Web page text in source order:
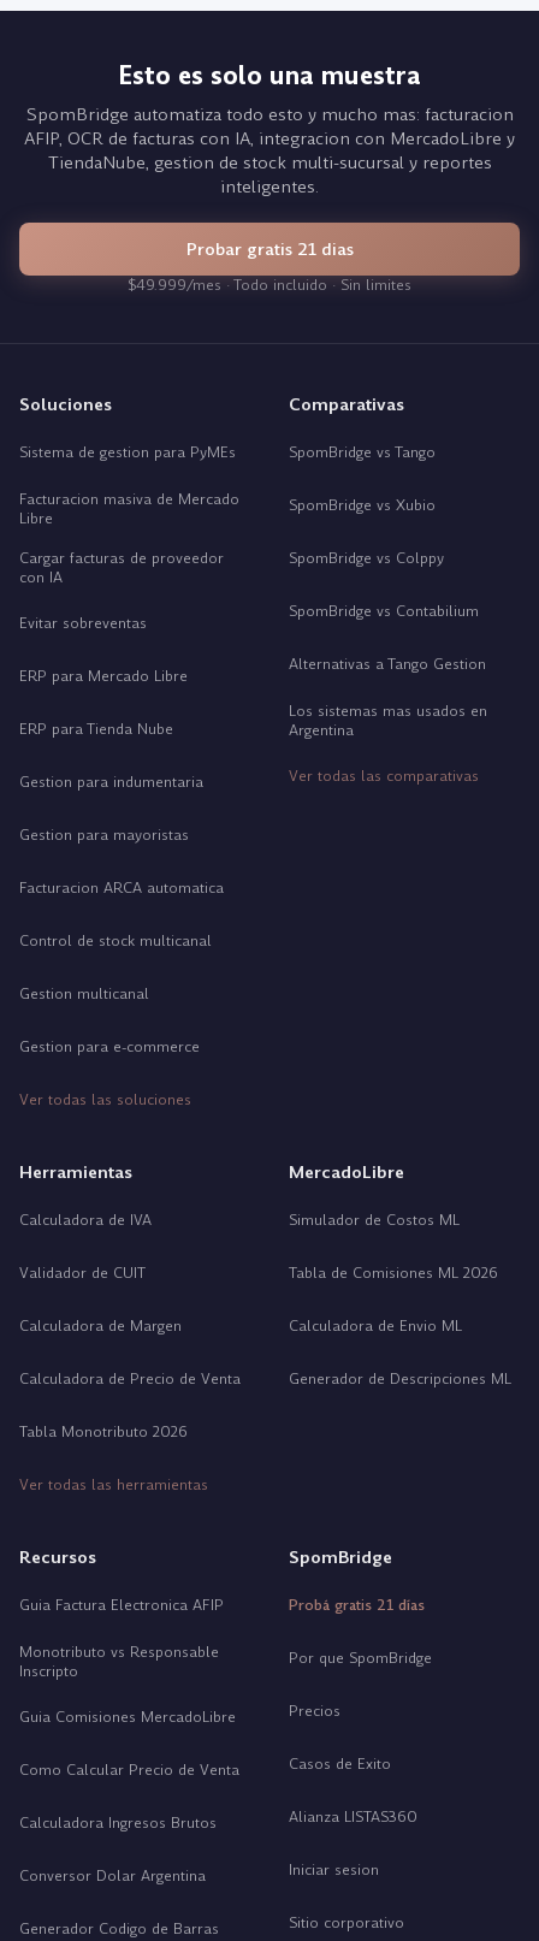
Esto es solo una muestra
SpomBridge automatiza todo esto y mucho mas: facturacion
AFIP, OCR de facturas con IA, integracion con MercadoLibre y
TiendaNube, gestion de stock multi-sucursal y reportes
inteligentes.
Probar gratis 21 dias
$49.999/mes · Todo incluido · Sin limites
Soluciones
Sistema de gestion para PyMEs
Facturacion masiva de Mercado
Libre
Cargar facturas de proveedor
con IA
Evitar sobreventas
ERP para Mercado Libre
ERP para Tienda Nube
Gestion para indumentaria
Gestion para mayoristas
Facturacion ARCA automatica
Control de stock multicanal
Gestion multicanal
Gestion para e-commerce
Ver todas las soluciones
Comparativas
SpomBridge vs Tango
SpomBridge vs Xubio
SpomBridge vs Colppy
SpomBridge vs Contabilium
Alternativas a Tango Gestion
Los sistemas mas usados en
Argentina
Ver todas las comparativas
Herramientas
Calculadora de IVA
Validador de CUIT
Calculadora de Margen
Calculadora de Precio de Venta
Tabla Monotributo 2026
Ver todas las herramientas
MercadoLibre
Simulador de Costos ML
Tabla de Comisiones ML 2026
Calculadora de Envio ML
Generador de Descripciones ML
Recursos
Guia Factura Electronica AFIP
Monotributo vs Responsable
Inscripto
Guia Comisiones MercadoLibre
Como Calcular Precio de Venta
Calculadora Ingresos Brutos
Conversor Dolar Argentina
Generador Codigo de Barras
SpomBridge
Probá gratis 21 días
Por que SpomBridge
Precios
Casos de Exito
Alianza LISTAS360
Iniciar sesion
Sitio corporativo